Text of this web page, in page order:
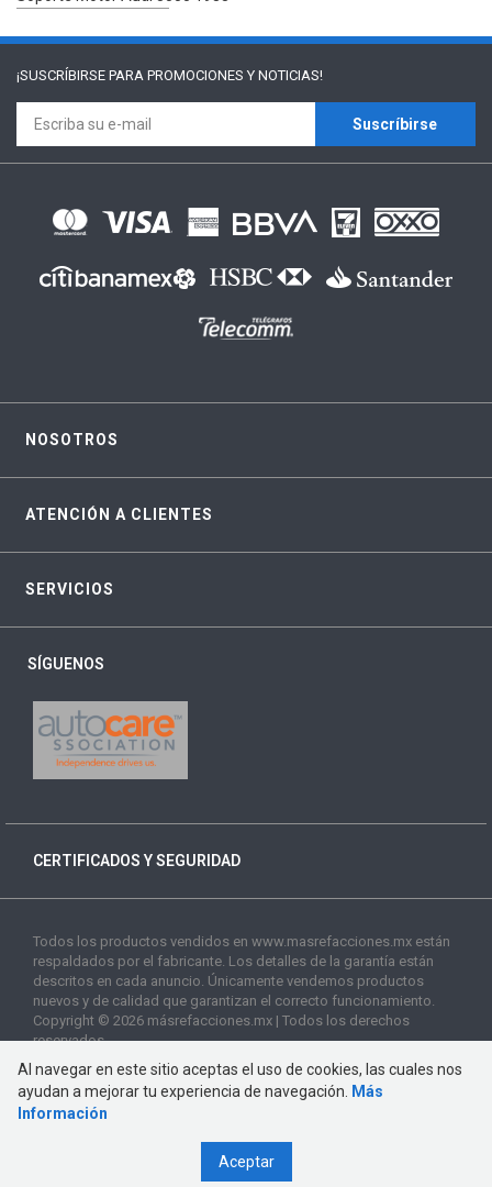
¡SUSCRÍBIRSE PARA PROMOCIONES Y NOTICIAS!
Suscríbirse
NOSOTROS
ATENCIÓN A CLIENTES
SERVICIOS
SÍGUENOS
CERTIFICADOS Y SEGURIDAD
Todos los productos vendidos en www.masrefacciones.mx están
respaldados por el fabricante. Los detalles de la garantía están
descritos en cada anuncio. Únicamente vendemos productos
nuevos y de calidad que garantizan el correcto funcionamiento.
Copyright © 2026 másrefacciones.mx | Todos los derechos
reservados
Al navegar en este sitio aceptas el uso de cookies, las cuales nos
ayudan a mejorar tu experiencia de navegación.
Más
Información
Aceptar